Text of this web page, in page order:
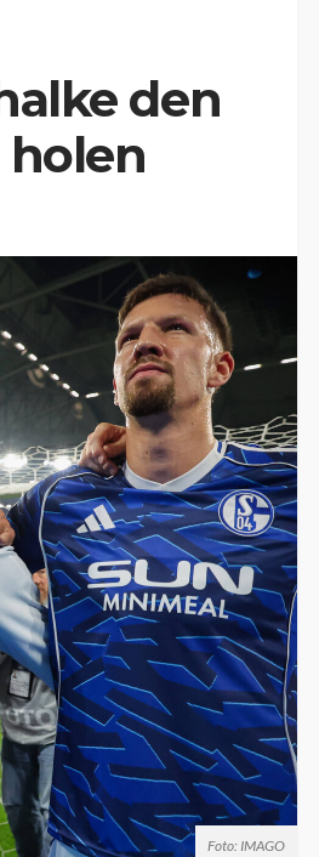
den
Foto: IMAGO